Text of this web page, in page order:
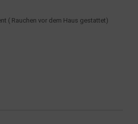
( Rauchen vor dem Haus gestattet)